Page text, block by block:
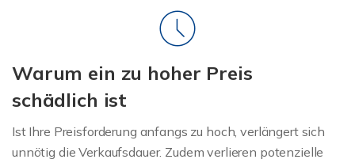
Warum ein zu hoher Preis
schädlich ist
Ist Ihre Preisforderung anfangs zu hoch, verlängert sich
unnötig die Verkaufsdauer. Zudem verlieren potenzielle